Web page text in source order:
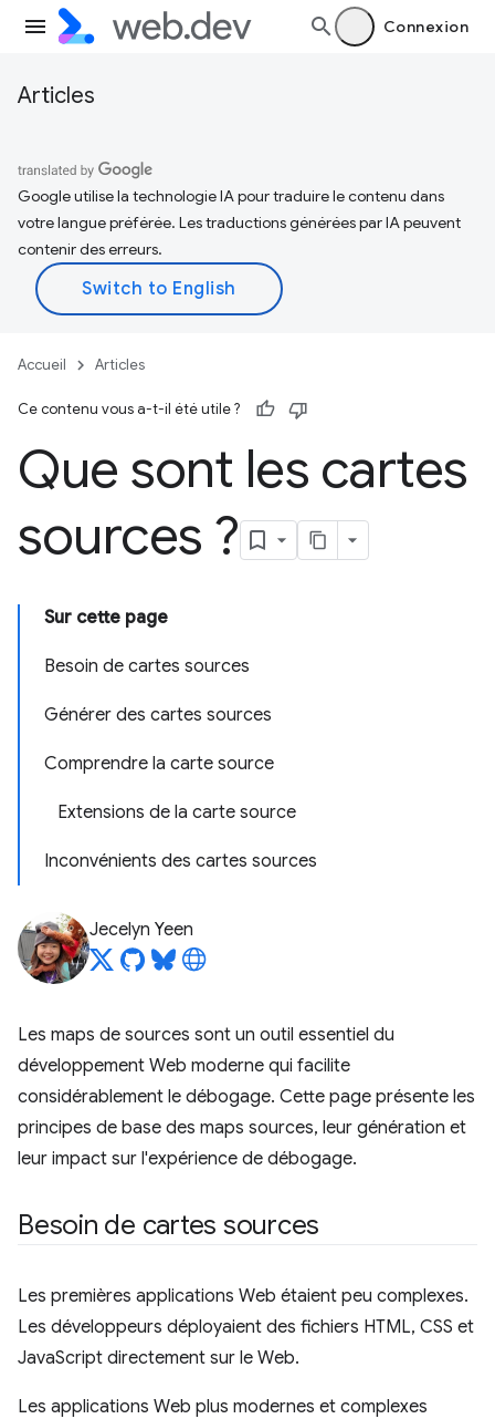
Connexion
Articles
Google utilise la technologie IA pour traduire le contenu dans
votre langue préférée. Les traductions générées par IA peuvent
contenir des erreurs.
Accueil Articles
Ce contenu vous a-t-il été utile ?
Que sont les cartes
sources ?
Sur cette page
Besoin de cartes sources
Générer des cartes sources
Comprendre la carte source
Extensions de la carte source
Inconvénients des cartes sources
Jecelyn Yeen
Les maps de sources sont un outil essentiel du
développement Web moderne qui facilite
considérablement le débogage. Cette page présente les
principes de base des maps sources, leur génération et
leur impact sur l'expérience de débogage.
Besoin de cartes sources
Les premières applications Web étaient peu complexes.
Les développeurs déployaient des fichiers HTML, CSS et
JavaScript directement sur le Web.
Les applications Web plus modernes et complexes